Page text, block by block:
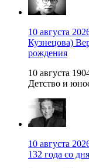
10 августа
Кузнецова)
рождения
10 августа
Детство и
10 августа
132 года со